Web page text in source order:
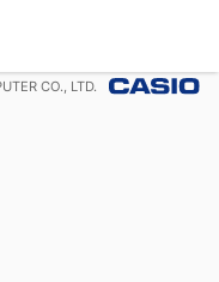
CO., LTD.